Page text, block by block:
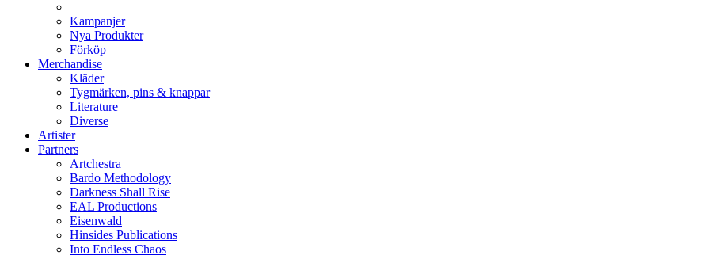
Kampanjer
Nya Produkter
Förköp
Merchandise
Kläder
Tygmärken, pins & knappar
Literature
Diverse
Artister
Partners
Artchestra
Bardo Methodology
Darkness Shall Rise
EAL Productions
Eisenwald
Hinsides Publications
Into Endless Chaos